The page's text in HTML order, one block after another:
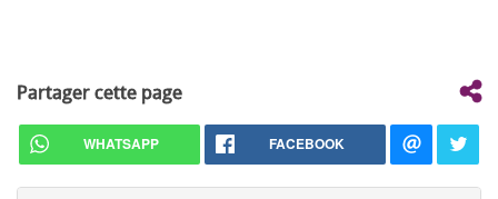
Partager cette page
WHATSAPP FACEBOOK